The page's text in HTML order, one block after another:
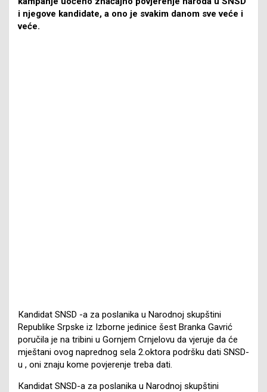
i njegove kandidate, a ono je svakim danom sve veće i
veće.
Кandidat SNSD -a za poslanika u Narodnoj skupštini
Republike Srpske iz Izborne jedinice šest Branka Gavrić
poručila je na tribini u Gornjem Crnjelovu da vjeruje da će
mještani ovog naprednog sela 2.oktora podršku dati SNSD-
u , oni znaju kome povjerenje treba dati.
Кandidat SNSD-a za poslanika u Narodnoj skupštini